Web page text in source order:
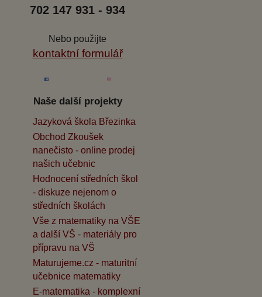
702 147 931 - 934
Nebo použijte
kontaktní formulář
Naše další projekty
Jazyková škola Březinka
Obchod Zkoušek
nanečisto - online prodej
našich učebnic
Hodnocení středních škol
- diskuze nejenom o
středních školách
Vše z matematiky na VŠE
a další VŠ - materiály pro
přípravu na VŠ
Maturujeme.cz - maturitní
učebnice matematiky
E-matematika - komplexní